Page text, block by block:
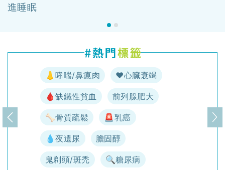
進睡眠
👃哮喘/鼻瘜肉 ♥️心臟衰竭
🩸缺鐵性貧血 前列腺肥大
🦴骨質疏鬆 🚨乳癌
💧夜遺尿 膽固醇
鬼剃頭/斑禿 🔍糖尿病
上一頁 下